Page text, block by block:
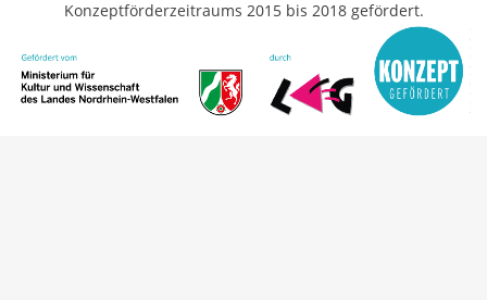
Konzeptförderzeitraums 2015 bis 2018 gefördert.